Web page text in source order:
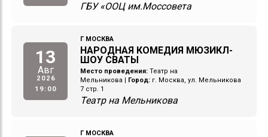
ГБУ «ООЦ им.Моссовета
13
Авг
2026
19:00
Г МОСКВА
НАРОДНАЯ КОМЕДИЯ МЮЗИКЛ-
ШОУ СВАТЫ
Место проведения: Театр на
Мельникова
Город: г. Москва, ул. Мельникова
7 стр. 1
Театр на Мельникова
Г МОСКВА